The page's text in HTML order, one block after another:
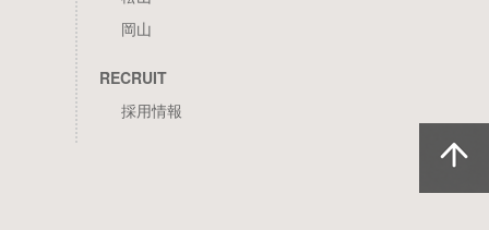
岡山
RECRUIT
採用情報